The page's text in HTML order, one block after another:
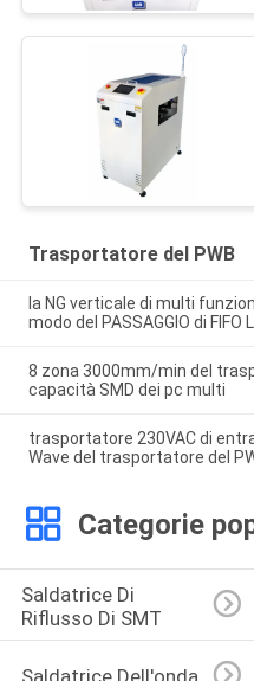
Trasportatore del PWB
la NG verticale di multi
modo del PASSAGGIO di FIFO
8 zona 3000mm/min del
capacità SMD dei pc multi
trasportatore 230VAC di
Wave del trasportatore del
Categorie
Saldatrice Di
Riflusso Di SMT